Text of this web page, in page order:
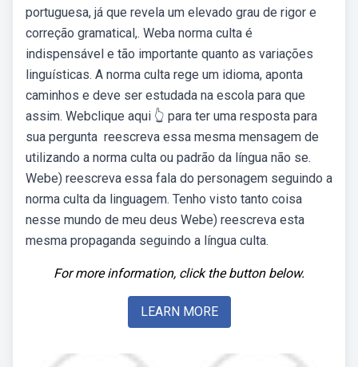
portuguesa, já que revela um elevado grau de rigor e
correção gramatical,. Weba norma culta é
indispensável e tão importante quanto as variações
linguísticas. A norma culta rege um idioma, aponta
caminhos e deve ser estudada na escola para que
assim. Webclique aqui 👆 para ter uma resposta para
sua pergunta ️ reescreva essa mesma mensagem de
utilizando a norma culta ou padrão da língua não se.
Webe) reescreva essa fala do personagem seguindo a
norma culta da linguagem. Tenho visto tanto coisa
nesse mundo de meu deus Webe) reescreva esta
mesma propaganda seguindo a língua culta.
For more information, click the button below.
LEARN MORE